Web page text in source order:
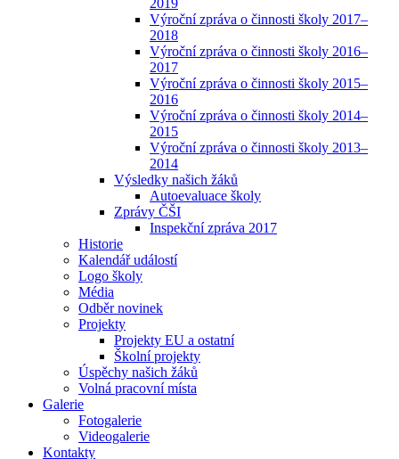
2019
Výroční zpráva o činnosti školy 2017–
2018
Výroční zpráva o činnosti školy 2016–
2017
Výroční zpráva o činnosti školy 2015–
2016
Výroční zpráva o činnosti školy 2014–
2015
Výroční zpráva o činnosti školy 2013–
2014
Výsledky našich žáků
Autoevaluace školy
Zprávy ČŠI
Inspekční zpráva 2017
Historie
Kalendář událostí
Logo školy
Média
Odběr novinek
Projekty
Projekty EU a ostatní
Školní projekty
Úspěchy našich žáků
Volná pracovní místa
Galerie
Fotogalerie
Videogalerie
Kontakty